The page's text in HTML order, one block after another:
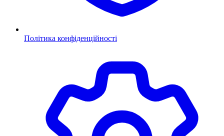
Політика конфіденційності